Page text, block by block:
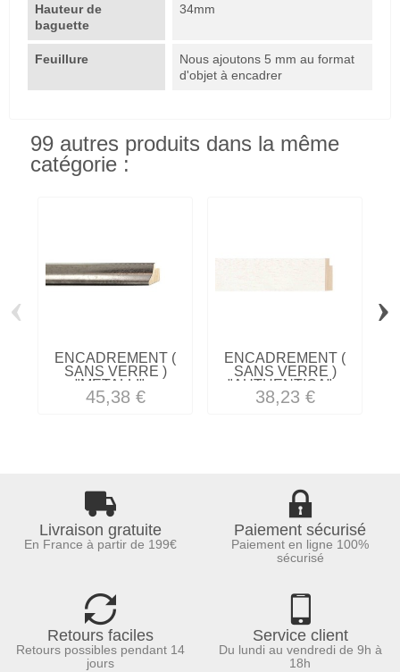
Hauteur de
baguette
34mm
Feuillure
Nous ajoutons 5 mm au format
d'objet à encadrer
99 autres produits dans la même
catégorie :
ENCADREMENT (
SANS VERRE )
"METALLI"...
45,38 €
ENCADREMENT (
SANS VERRE )
"AUTHENTICA"...
38,23 €
‹ ›
Livraison gratuite
En France à partir de 199€
Paiement sécurisé
Paiement en ligne 100%
sécurisé
Retours faciles
Retours possibles pendant 14
jours
Service client
Du lundi au vendredi de 9h à
18h